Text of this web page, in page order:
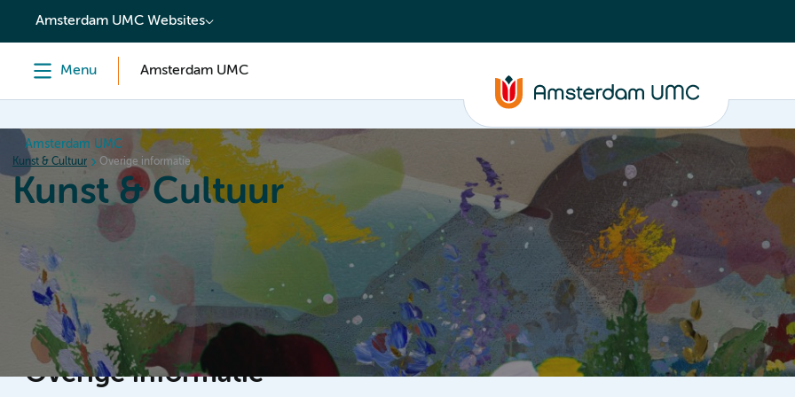
content
Amsterdam UMC Websites
Menu Amsterdam UMC
Amsterdam UMC
Kunst & Cultuur Overige informatie
Kunst & Cultuur
Home Collectie Tentoonstellingen Overige informatie
Overige informatie